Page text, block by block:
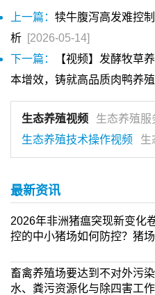
上一篇： 犊牛腹泻高发难控
析 [2026-05-14]
下一篇：
【视频】发酵牧草
本增效，铸就高品质肉鸭养
生态养殖视频
生态养殖服
生态养殖技术操作视频
生
最新资讯
2026年非洲猪瘟突现新变化
控的中小猪场如何防控？猪
畜禽养殖场要达到不对外污
水、粪污资源化与除四害工作